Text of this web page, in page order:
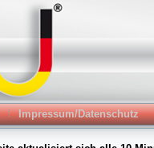
Impressum/Datenschutz